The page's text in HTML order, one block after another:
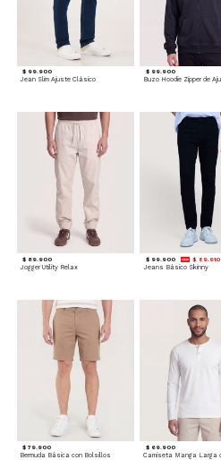
$ 99.900
Jean Slim Ajuste Clásico
$ 99.900
$ 89.900
Jogger Utility Relax
$ 99.900 $ 89.910
Jeans Básico Skinny
$ 79.900
Bermuda Básica con Bolsillos
$ 69.900